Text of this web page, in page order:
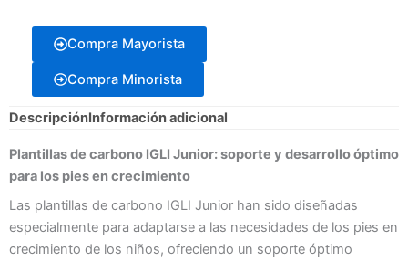
Compra Mayorista
Compra Minorista
DescripciónInformación adicional
Plantillas de carbono IGLI Junior: soporte y desarrollo óptimo
para los pies en crecimiento
Las plantillas de carbono IGLI Junior han sido diseñadas
especialmente para adaptarse a las necesidades de los pies en
crecimiento de los niños, ofreciendo un soporte óptimo